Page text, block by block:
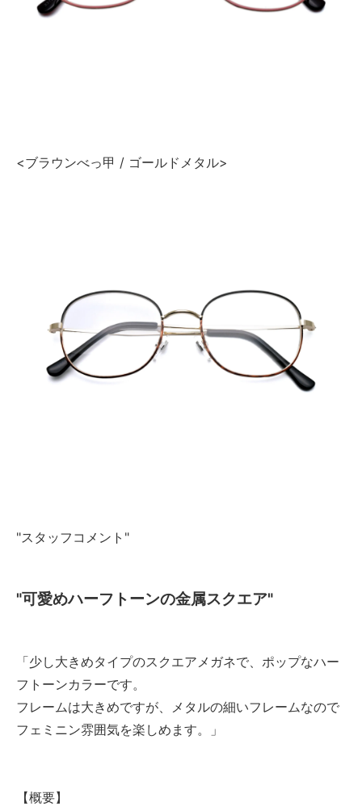
<ブラウンべっ甲 / ゴールドメタル>
"スタッフコメント"
"可愛めハーフトーンの金属スクエア"
「少し大きめタイプのスクエアメガネで、ポップなハー
フトーンカラーです。
フレームは大きめですが、メタルの細いフレームなので
フェミニン雰囲気を楽しめます。」
【概要】